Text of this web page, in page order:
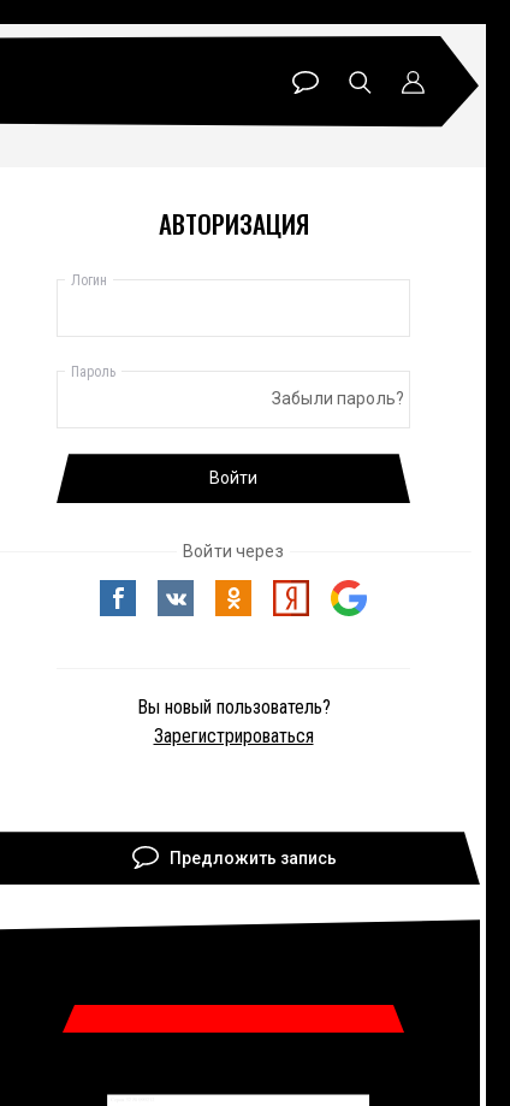
АВТОРИЗАЦИЯ
Логин
Пароль
Забыли пароль?
Войти
Войти через
Вы новый пользователь?
Зарегистрироваться
Предложить запись